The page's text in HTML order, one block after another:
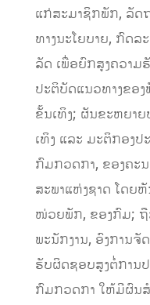
ແກ່ສະມາຊິກພັກ, ລັ
ທາງນະໂຍບາຍ, ກົດ
ລັດ ເພື່ອຍົກສູງຄວາມ
ປະຕິບັດແນວທາງຂອ
ຂັ້ນເທິງ; ຜັນຂະຫຍາ
ເທິງ ແລະ ມະຕິກອງ
ກົມກວດກາ, ຂອງຄະ
ສະພາແຫ່ງຊາດ ໂດຍ
ໜ່ວຍພັກ, ຂອງກົມ; ຖື
ພະນັກງານ, ອົງການ
ຮັບຜິດຊອບສູງຕໍ່ການ
ກົມກວດກາ ໃຫ້ມີຜົນສໍ